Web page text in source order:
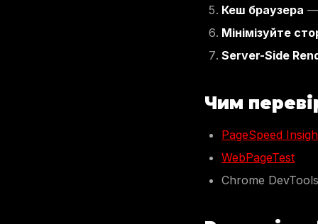
Кеш браузера —
Мінімізуйте
Server-Side
Чим
PageSpeed
WebPageTest
Chrome